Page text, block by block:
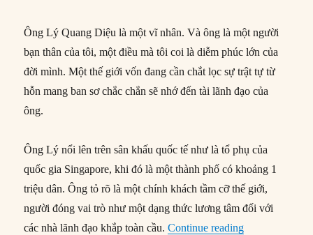
Ông Lý Quang Diệu là một vĩ nhân. Và ông là một người
bạn thân của tôi, một điều mà tôi coi là diễm phúc lớn của
đời mình. Một thế giới vốn đang cần chắt lọc sự trật tự từ
hỗn mang ban sơ chắc chắn sẽ nhớ đến tài lãnh đạo của
ông.
Ông Lý nổi lên trên sân khấu quốc tế như là tổ phụ của
quốc gia Singapore, khi đó là một thành phố có khoảng 1
triệu dân. Ông tỏ rõ là một chính khách tầm cỡ thế giới,
người đóng vai trò như một dạng thức lương tâm đối với
các nhà lãnh đạo khắp toàn cầu.Continue reading“Henry